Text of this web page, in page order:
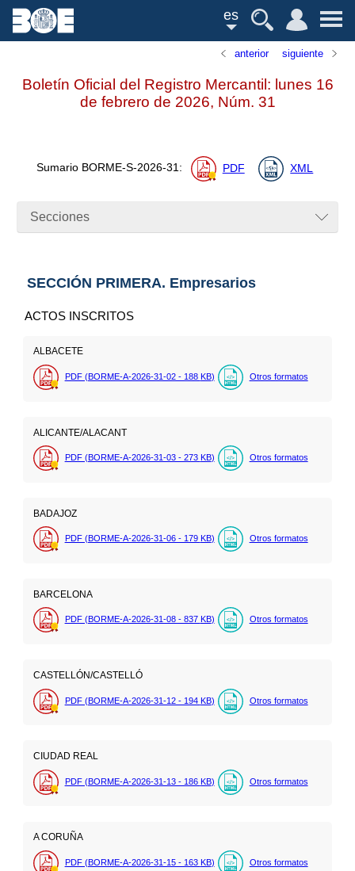
es
anterior siguiente
Boletín Oficial del Registro Mercantil: lunes 16
de febrero de 2026, Núm. 31
Sumario BORME-S-2026-31: PDF XML
Secciones
SECCIÓN PRIMERA. Empresarios
ACTOS INSCRITOS
ALBACETE
PDF (BORME-A-2026-31-02 - 188 KB) Otros formatos
ALICANTE/ALACANT
PDF (BORME-A-2026-31-03 - 273 KB) Otros formatos
BADAJOZ
PDF (BORME-A-2026-31-06 - 179 KB) Otros formatos
BARCELONA
PDF (BORME-A-2026-31-08 - 837 KB) Otros formatos
CASTELLÓN/CASTELLÓ
PDF (BORME-A-2026-31-12 - 194 KB) Otros formatos
CIUDAD REAL
PDF (BORME-A-2026-31-13 - 186 KB) Otros formatos
A CORUÑA
PDF (BORME-A-2026-31-15 - 163 KB) Otros formatos